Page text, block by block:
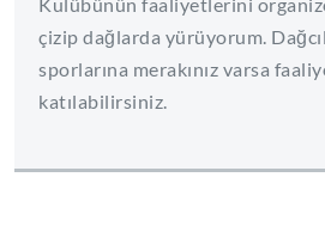
çizip dağlarda yürüyorum.
sporlarına merakınız varsa
katılabilirsiniz.